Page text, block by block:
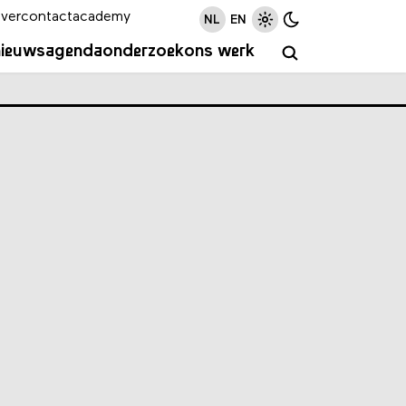
agendaonderzoekons werk
contactacademy NL EN